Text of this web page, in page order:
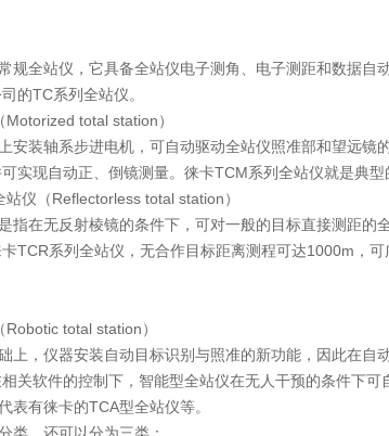
规全站仪，它具备全站仪电子测角、电子测距和数据
的TC系列全站仪。
Motorized total station）
安装轴系步进电机，可自动驱动全站仪照准部和望远
实现自动正、倒镜测量。徕卡TCM系列全站仪就是典型
站仪（Reflectorless total station）
指在无反射棱镜的条件下，可对一般的目标直接测距
TCR系列全站仪，无合作目标距离测程可达1000m，可
Robotic total station）
上，仪器安装自动目标识别与照准的新功能，因此在
关软件的控制下，智能型全站仪在无人干预的条件下
表有徕卡的TCA型全站仪等。